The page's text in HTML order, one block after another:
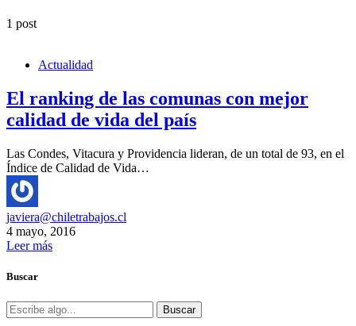
1 post
Actualidad
El ranking de las comunas con mejor
calidad de vida del país
Las Condes, Vitacura y Providencia lideran, de un total de 93, en el
Índice de Calidad de Vida…
javiera@chiletrabajos.cl
4 mayo, 2016
Leer más
Buscar
Buscar